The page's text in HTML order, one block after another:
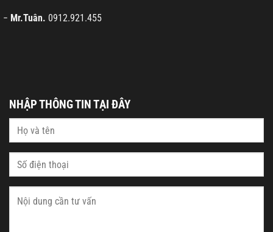
− Mr.Tuân. 0912.921.455
NHẬP THÔNG TIN TẠI ĐÂY